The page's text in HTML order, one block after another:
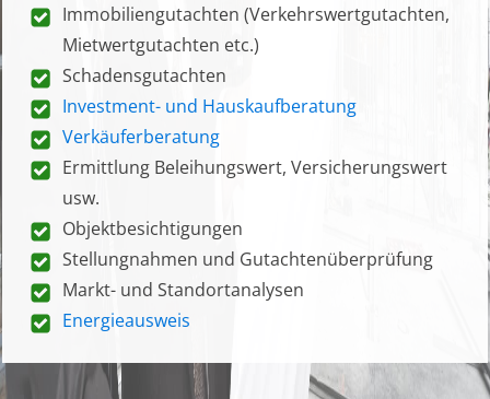
Immobiliengutachten (Verkehrswertgutachten,
Mietwertgutachten etc.)
Schadensgutachten
Investment- und Hauskaufberatung
Verkäuferberatung
Ermittlung Beleihungswert, Versicherungswert
usw.
Objektbesichtigungen
Stellungnahmen und Gutachtenüberprüfung
Markt- und Standortanalysen
Energieausweis